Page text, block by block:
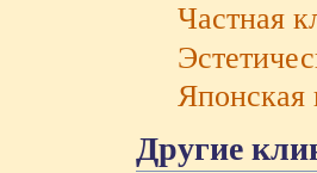
Частная
Японская
Другие